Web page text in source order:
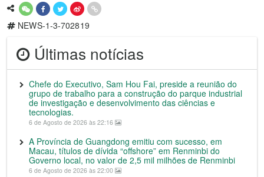
NEWS-1-3-702819
Últimas notícias
Chefe do Executivo, Sam Hou Fai, preside a reunião do
grupo de trabalho para a construção do parque industrial
de investigação e desenvolvimento das ciências e
tecnologias.
6 de Agosto de 2026 às 22:16
A Província de Guangdong emitiu com sucesso, em
Macau, títulos de dívida “offshore” em Renminbi do
Governo local, no valor de 2,5 mil milhões de Renminbi
6 de Agosto de 2026 às 22:00